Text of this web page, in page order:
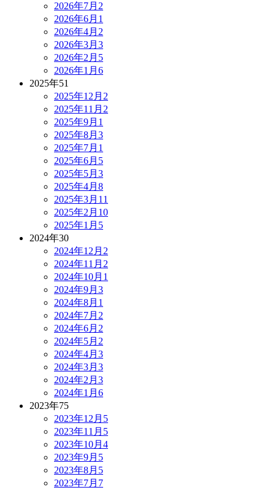
2026年7月 2
2026年6月 1
2026年4月 2
2026年3月 3
2026年2月 5
2026年1月 6
2025年51
2025年12月 2
2025年11月 2
2025年9月 1
2025年8月 3
2025年7月 1
2025年6月 5
2025年5月 3
2025年4月 8
2025年3月 11
2025年2月 10
2025年1月 5
2024年30
2024年12月 2
2024年11月 2
2024年10月 1
2024年9月 3
2024年8月 1
2024年7月 2
2024年6月 2
2024年5月 2
2024年4月 3
2024年3月 3
2024年2月 3
2024年1月 6
2023年75
2023年12月 5
2023年11月 5
2023年10月 4
2023年9月 5
2023年8月 5
2023年7月 7